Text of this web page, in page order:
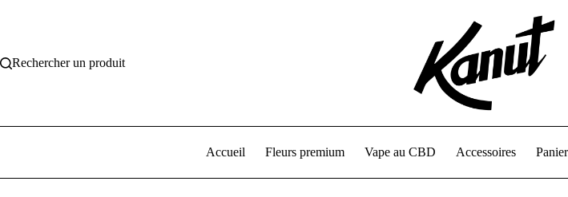
Rechercher un produit
Accueil Fleurs premium Vape au CBD Accessoires Panier